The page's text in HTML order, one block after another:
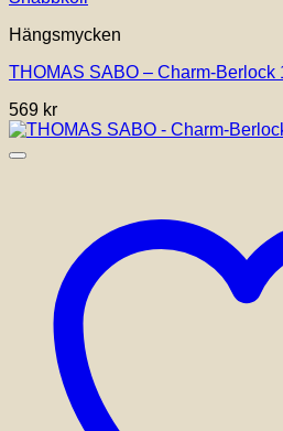
Hängsmycken
THOMAS SABO – Charm-Berlock
569 kr